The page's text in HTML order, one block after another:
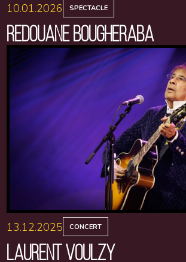
10.01.2026 SPECTACLE
REDOUANE BOUGHERABA
13.12.2025 CONCERT
LAURENT VOULZY